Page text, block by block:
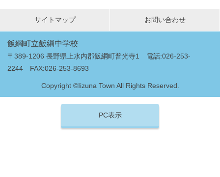
サイトマップ お問い合わせ
飯綱町立飯綱中学校
〒389-1206 長野県上水内郡飯綱町普光寺1 電話:026-253-
2244 FAX:026-253-8693
Copyright ©Iizuna Town All Rights Reserved.
PC表示